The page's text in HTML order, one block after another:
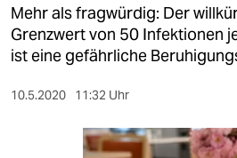
kultur
sport
berlin
Mehr als fragwürdig: Der
Grenzwert von 50 Infektionen
ist eine gefährliche
10.5.2020 11:32 Uhr